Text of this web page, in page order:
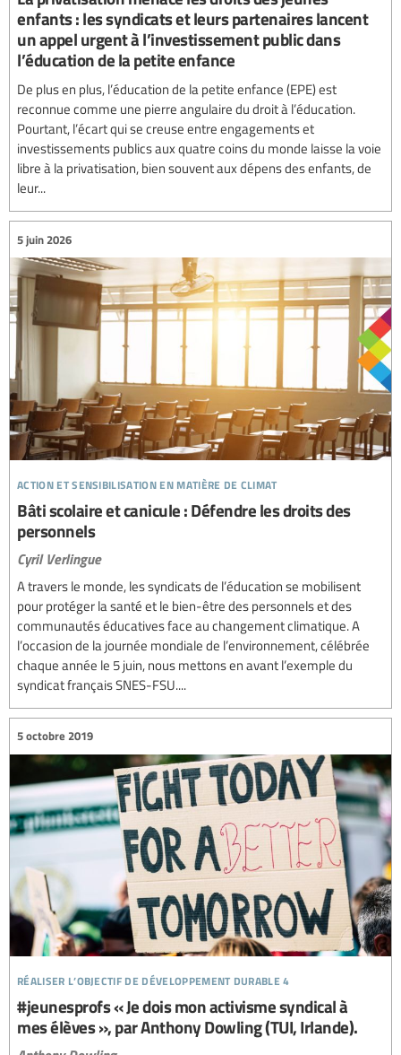
enfants : les syndicats et leurs partenaires lancent
un appel urgent à l’investissement public dans
l’éducation de la petite enfance
De plus en plus, l’éducation de la petite enfance (EPE) est
reconnue comme une pierre angulaire du droit à l’éducation.
Pourtant, l’écart qui se creuse entre engagements et
investissements publics aux quatre coins du monde laisse la voie
libre à la privatisation, bien souvent aux dépens des enfants, de
leur...
action et sensibilisation en matière de climat
5 juin 2026
Bâti scolaire et canicule : Défendre les droits des
personnels
Cyril Verlingue
A travers le monde, les syndicats de l’éducation se mobilisent
pour protéger la santé et le bien-être des personnels et des
communautés éducatives face au changement climatique. A
l’occasion de la journée mondiale de l’environnement, célébrée
chaque année le 5 juin, nous mettons en avant l’exemple du
syndicat français SNES-FSU....
réaliser l’objectif de développement durable 4
5 octobre 2019
#jeunesprofs « Je dois mon activisme syndical à
mes élèves », par Anthony Dowling (TUI, Irlande).